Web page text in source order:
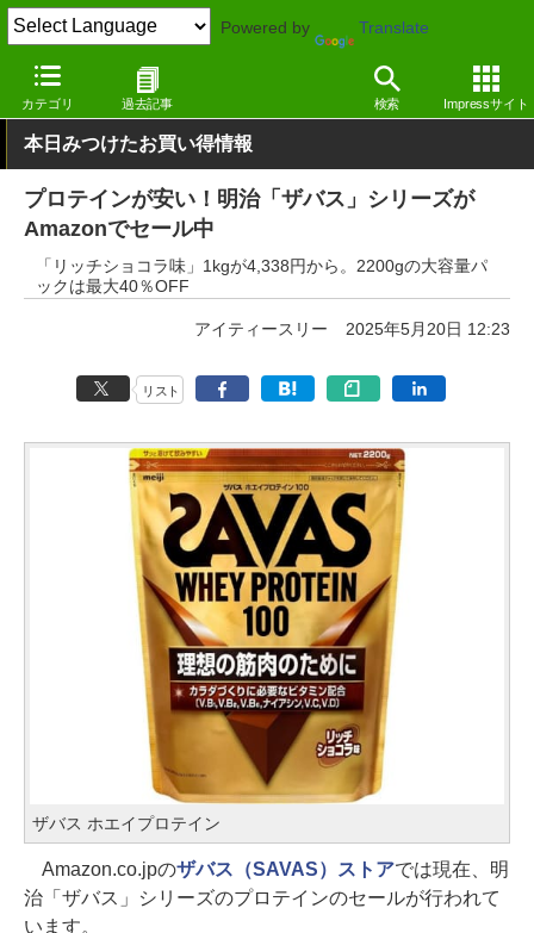
Powered by Translate
カテゴリ 過去記事 検索 Impressサイト
窓の杜 セール
本日みつけたお買い得情報
プロテインが安い！明治「ザバス」シリーズが
Amazonでセール中
「リッチショコラ味」1kgが4,338円から。2200gの大容量パ
ックは最大40％OFF
アイティースリー 2025年5月20日 12:23
リスト
ザバス ホエイプロテイン
Amazon.co.jpのザバス（SAVAS）ストアでは現在、明
治「ザバス」シリーズのプロテインのセールが行われて
います。